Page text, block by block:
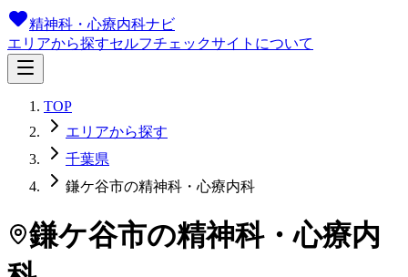
精神科・心療内科ナビ
エリアから探すセルフチェックサイトについて
TOP
エリアから探す
千葉県
鎌ケ谷市の精神科・心療内科
鎌ケ谷市の精神科・心療内